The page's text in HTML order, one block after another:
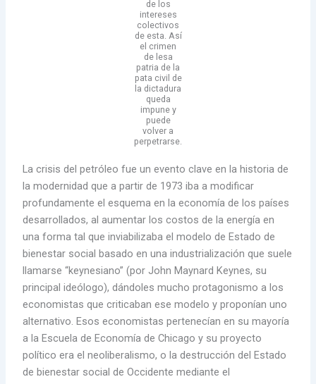
de los
intereses
colectivos
de esta. Así
el crimen
de lesa
patria de la
pata civil de
la dictadura
queda
impune y
puede
volver a
perpetrarse.
La crisis del petróleo fue un evento clave en la historia de
la modernidad que a partir de 1973 iba a modificar
profundamente el esquema en la economía de los países
desarrollados, al aumentar los costos de la energía en
una forma tal que inviabilizaba el modelo de Estado de
bienestar social basado en una industrialización que suele
llamarse “keynesiano” (por John Maynard Keynes, su
principal ideólogo), dándoles mucho protagonismo a los
economistas que criticaban ese modelo y proponían uno
alternativo. Esos economistas pertenecían en su mayoría
a la Escuela de Economía de Chicago y su proyecto
político era el neoliberalismo, o la destrucción del Estado
de bienestar social de Occidente mediante el